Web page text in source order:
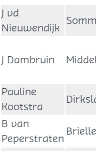
J vd
Nieuwendijk
J Dambruin
Pauline
Kootstra
B van
Peperstraten
Brielle